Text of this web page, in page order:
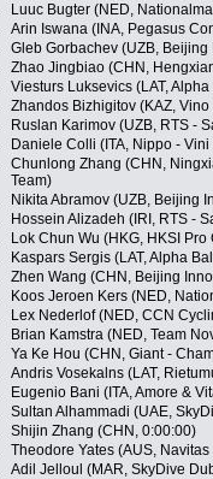
Luuc Bugter (NED,
Arin Iswana (INA, Pegasus
Gleb Gorbachev (UZB,
Zhao Jingbiao (CHN,
Viesturs Luksevics (LAT,
Zhandos Bizhigitov (KAZ, Vino
Ruslan Karimov (UZB, RTS -
Daniele Colli (ITA, Nippo -
Chunlong Zhang (CHN,
Team)
Nikita Abramov (UZB, Beijing
Hossein Alizadeh (IRI, RTS -
Lok Chun Wu (HKG, HKSI Pro
Kaspars Sergis (LAT, Alpha
Zhen Wang (CHN, Beijing
Koos Jeroen Kers (NED,
Lex Nederlof (NED, CCN
Brian Kamstra (NED, Team
Ya Ke Hou (CHN, Giant -
Andris Vosekalns (LAT,
Eugenio Bani (ITA, Amore &
Sultan Alhammadi (UAE,
Shijin Zhang (CHN, 0:00:00)
Theodore Yates (AUS,
Adil Jelloul (MAR, SkyDive